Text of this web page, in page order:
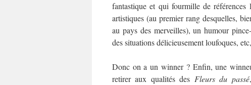
fantastique et qui fourmille de références
artistiques (au premier rang desquelles,
au pays des merveilles), un humour
des situations délicieusement loufoques,
Donc on a un winner ? Enfin, une
retirer aux qualités des Fleurs du passé